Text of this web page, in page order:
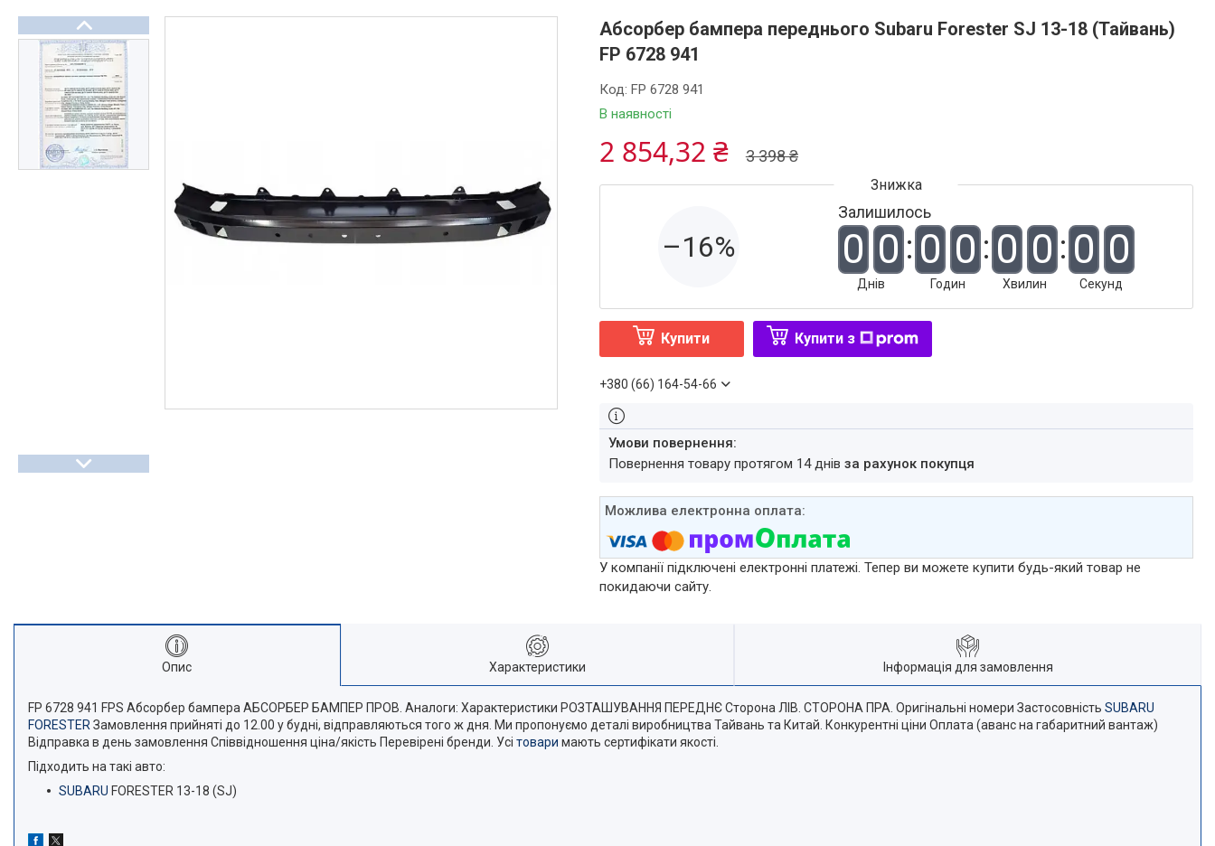
Відгуки
Часто задавані питання
Доставка і оплата
Абсорбер бампера переднього Subaru Forester SJ 13-18 (Тайвань)
FP 6728 941
В наявності
Код: FP 6728 941
3 398 ₴
2 854,32 ₴
–16%
Залишилось
0 0
Днів
0 0
Годин
0 0
Хвилин
0 0
Секунд
Купити Купити з
+380 (66) 164-54-66
повернення товару протягом 14 днів за рахунок покупця
У компанії підключені електронні платежі. Тепер ви можете купити будь-який товар не
покидаючи сайту.
Опис Характеристики Інформація для замовлення
FP 6728 941 FPS Абсорбер бампера АБСОРБЕР БАМПЕР ПРОВ. Аналоги: Характеристики РОЗТАШУВАННЯ ПЕРЕДНЄ Сторона ЛІВ. СТОРОНА ПРА. Оригінальні номери Застосовність SUBARU
FORESTER Замовлення прийняті до 12.00 у будні, відправляються того ж дня. Ми пропонуємо деталі виробництва Тайвань та Китай. Конкурентні ціни Оплата (аванс на габаритний вантаж)
Відправка в день замовлення Співвідношення ціна/якість Перевірені бренди. Усі товари мають сертифікати якості.
Підходить на такі авто:
SUBARU FORESTER 13-18 (SJ)